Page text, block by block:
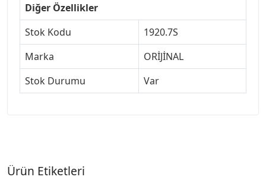
Diğer Özellikler
Stok Kodu
1920.7S
Marka
ORİJİNAL
Stok Durumu
Var
Ürün Etiketleri